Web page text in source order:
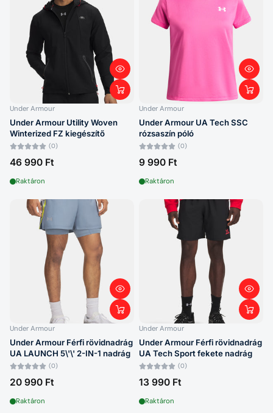
Under Armour
Under Armour Utility Woven
Winterized FZ kiegészítő
(0)
46 990 Ft
Raktáron
Under Armour
Under Armour UA Tech SSC
rózsaszín póló
(0)
9 990 Ft
Raktáron
Under Armour
Under Armour Férfi rövidnadrág
UA LAUNCH 5\'\' 2-IN-1 nadrág
(0)
20 990 Ft
Raktáron
Under Armour
Under Armour Férfi rövidnadrág
UA Tech Sport fekete nadrág
(0)
13 990 Ft
Raktáron